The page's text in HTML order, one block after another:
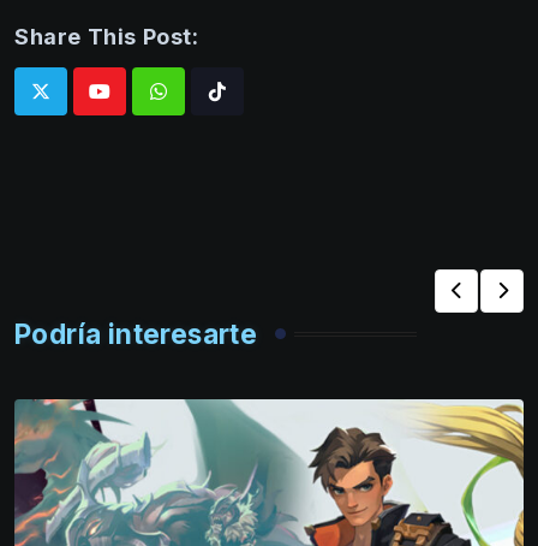
Share This Post:
WhatsappTiktok
Podría interesarte